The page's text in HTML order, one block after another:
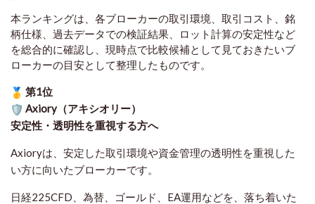
本ランキングは、各ブローカーの取引環境、取引コスト、銘
柄仕様、過去データでの検証結果、ロット計算の安定性など
を総合的に確認し、現時点で比較候補として見ておきたいブ
ローカーの目安として整理したものです。
第1位
Axiory（アキシオリー）
安定性・透明性を重視する方へ
Axioryは、安定した取引環境や資金管理の透明性を重視した
い方に向いたブローカーです。
日経225CFD、為替、ゴールド、EA運用などを、落ち着いた